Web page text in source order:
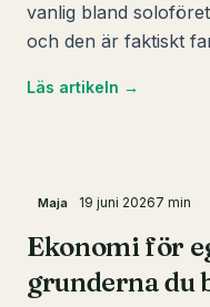
vanlig bland
och den är faktiskt
Läs artikeln →
Maja 19 juni 20267 min
Ekonomi för
grunderna du